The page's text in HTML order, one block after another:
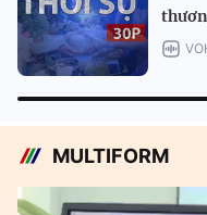
MULTIFORM